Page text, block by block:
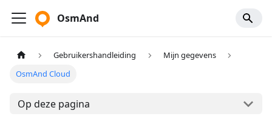
OsmAnd
Gebruikershandleiding
Mijn gegevens
OsmAnd Cloud
Op deze pagina